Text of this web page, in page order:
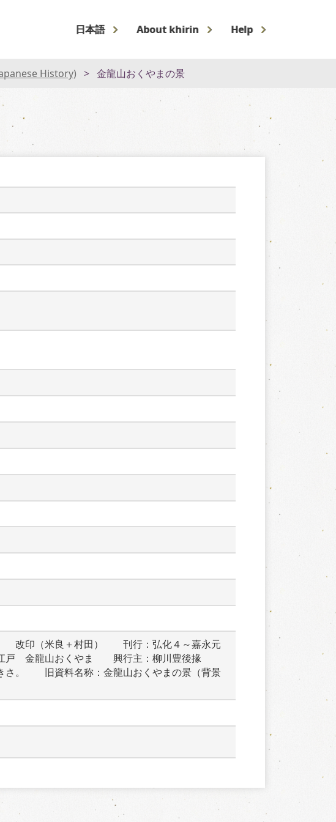
日本語 About khirin Help
History) 金龍山おくやまの景
　改印（米良＋村田）　　刊行：弘化４～嘉永元
戸　金龍山おくやま　　興行主：柳川豊後掾
。　　旧資料名称：金龍山おくやまの景（背景